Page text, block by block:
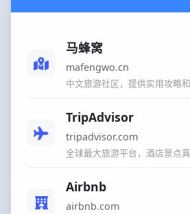
马蜂窝
mafengwo.cn
中文旅游社区，提供实用攻略
TripAdvisor
tripadvisor.com
全球最大旅游平台，酒店景点
Airbnb
airbnb.com